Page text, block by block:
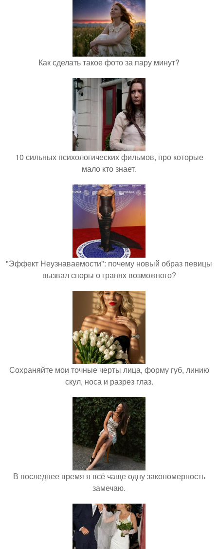
Как сделать такое фото за пару минут?
10 сильных психологических фильмов, про которые
мало кто знает.
"Эффект Неузнаваемости": почему новый образ певицы
вызвал споры о гранях возможного?
Сохраняйте мои точные черты лица, форму губ, линию
скул, носа и разрез глаз.
В последнее время я всё чаще одну закономерность
замечаю.